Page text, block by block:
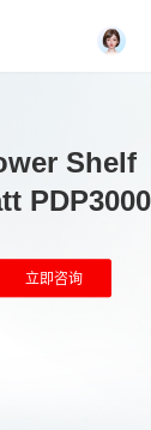
Shelf
立即咨询